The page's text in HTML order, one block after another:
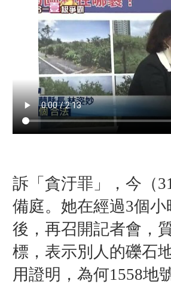
訴「貪汙罪」，今（
備庭。她在經過3個小
後，再召開記者會，
標，表示別人的礫石
用證明，為何1558地